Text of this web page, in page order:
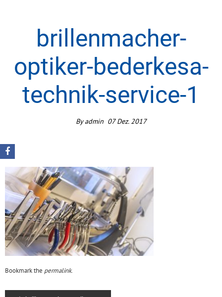
brillenmacher-
optiker-bederkesa-
technik-service-1
Byadmin 07 Dez. 2017
Bookmark the permalink.